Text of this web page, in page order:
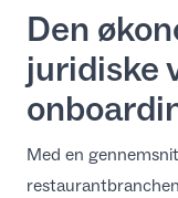
Den
juridiske
Med en